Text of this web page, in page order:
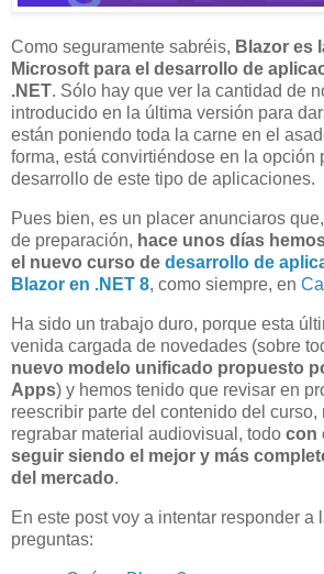
Como seguramente sabréis, Blazor es
Microsoft para el desarrollo de
.NET. Sólo hay que ver la cantidad de
introducido en la última versión para
están poniendo toda la carne en el
forma, está convirtiéndose en la opción
desarrollo de este tipo de aplicaciones.
Pues bien, es un placer anunciaros
de preparación, hace unos días
el nuevo curso de desarrollo de
Blazor en .NET 8, como siempre, en
Ha sido un trabajo duro, porque esta
venida cargada de novedades (sobre
nuevo modelo unificado propuesto
Apps) y hemos tenido que revisar en
reescribir parte del contenido del
regrabar material audiovisual, todo con
seguir siendo el mejor y más
del mercado.
En este post voy a intentar responder a
preguntas: